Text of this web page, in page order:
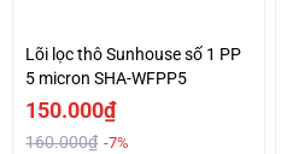
Lõi lọc thô Sunhouse số 1 PP
5 micron SHA-WFPP5
150.000₫
160.000₫ -7%